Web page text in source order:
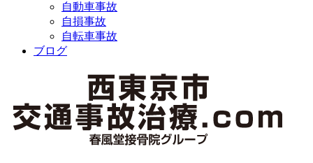
自動車事故
自損事故
自転車事故
ブログ